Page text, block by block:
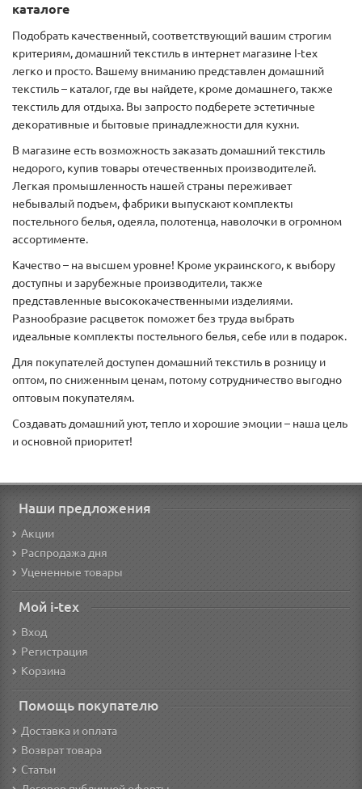
каталоге
Подобрать качественный, соответствующий вашим строгим
критериям, домашний текстиль в интернет магазине I-tex
легко и просто. Вашему вниманию представлен домашний
текстиль – каталог, где вы найдете, кроме домашнего, также
текстиль для отдыха. Вы запросто подберете эстетичные
декоративные и бытовые принадлежности для кухни.
В магазине есть возможность заказать домашний текстиль
недорого, купив товары отечественных производителей.
Легкая промышленность нашей страны переживает
небывалый подъем, фабрики выпускают комплекты
постельного белья, одеяла, полотенца, наволочки в огромном
ассортименте.
Качество – на высшем уровне! Кроме украинского, к выбору
доступны и зарубежные производители, также
представленные высококачественными изделиями.
Разнообразие расцветок поможет без труда выбрать
идеальные комплекты постельного белья, себе или в подарок.
Для покупателей доступен домашний текстиль в розницу и
оптом, по сниженным ценам, потому сотрудничество выгодно
оптовым покупателям.
Создавать домашний уют, тепло и хорошие эмоции – наша цель
и основной приоритет!
Наши предложения
Акции
Распродажа дня
Уцененные товары
Мой i-tex
Вход
Регистрация
Корзина
Помощь покупателю
Доставка и оплата
Возврат товара
Статьи